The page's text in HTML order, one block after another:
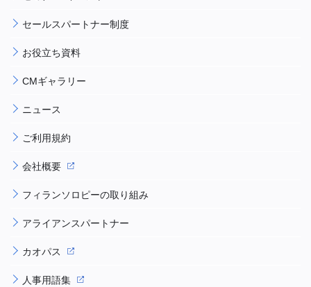
セールスパートナー制度
お役立ち資料
CMギャラリー
ニュース
ご利用規約
会社概要
フィランソロピーの取り組み
アライアンスパートナー
カオパス
人事用語集